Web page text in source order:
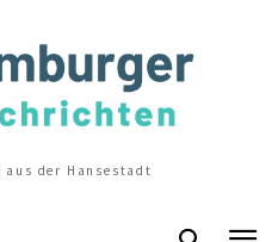
der Hansestadt